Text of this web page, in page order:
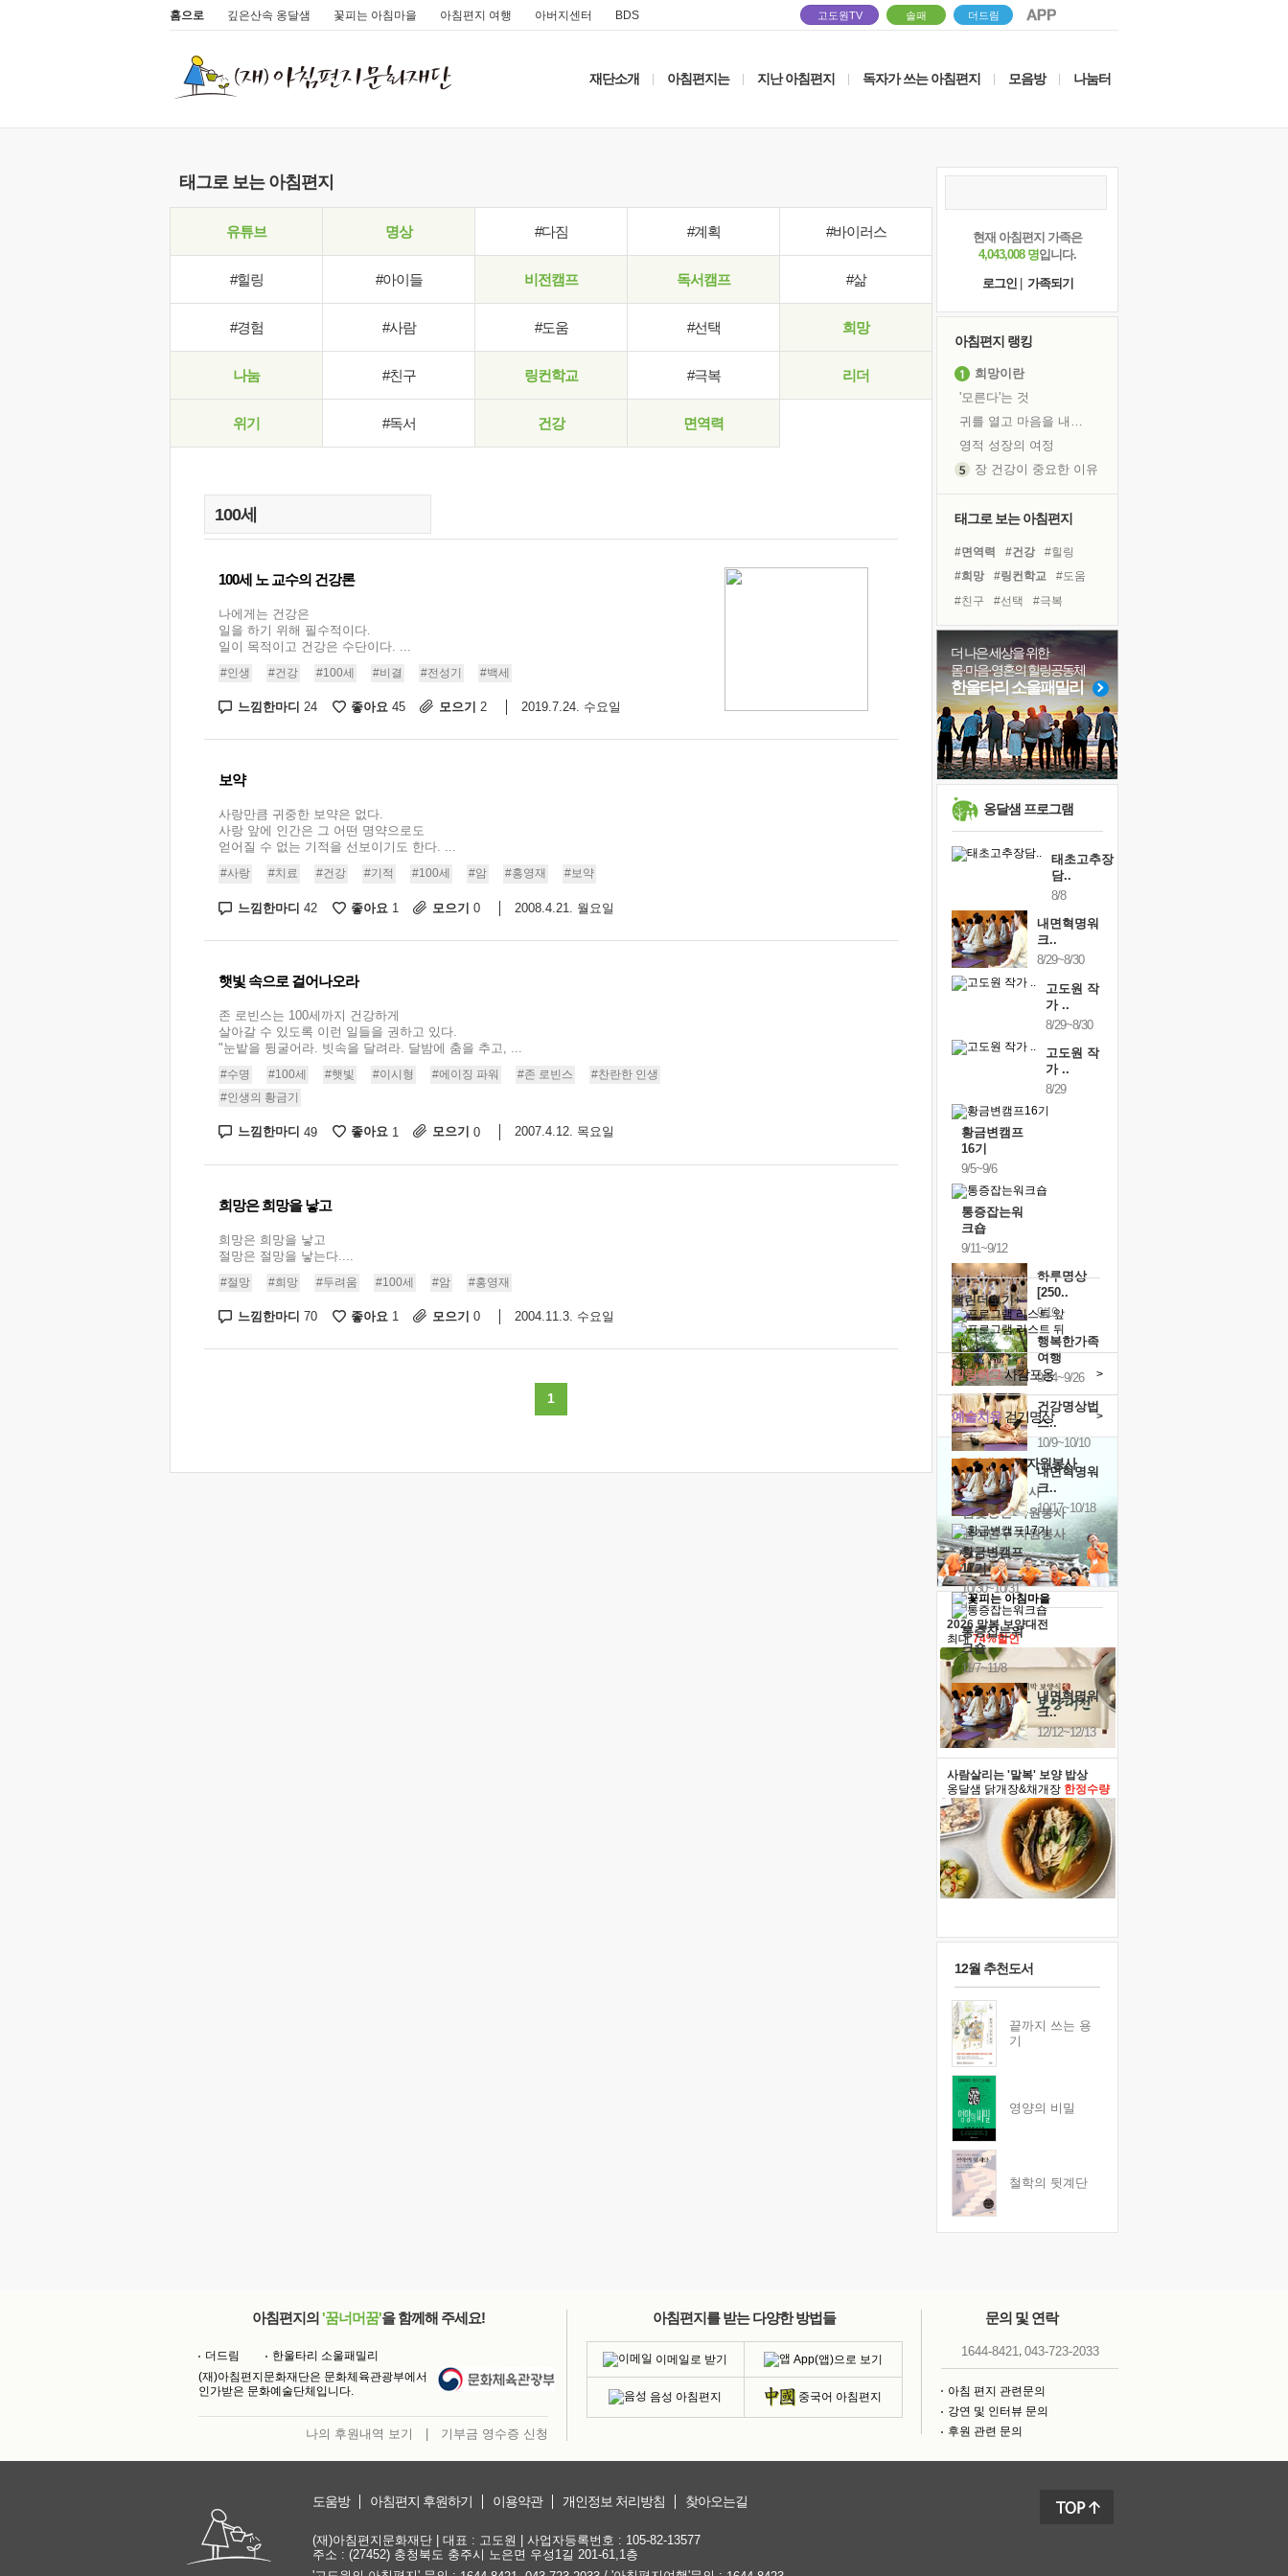
홈으로 깊은산속 옹달샘 꽃피는 아침마을 아침편지 여행 아버지센터 BDS 고도원TV 솔패 더드림
재단소개 아침편지는 지난 아침편지 독자가 쓰는 아침편지 모음방 나눔터
태그로 보는 아침편지
유튜브 명상 #다짐 #계획 #바이러스
#힐링 #아이들 비전캠프 독서캠프 #삶
#경험 #사람 #도움 #선택 희망
나눔 #친구 링컨학교 #극복 리더
위기 #독서 건강 면역력
100세 노 교수의 건강론
나에게는 건강은
일을 하기 위해 필수적이다.
일이 목적이고 건강은 수단이다. ...
#인생 #건강 #100세 #비결 #전성기 #백세
느낌한마디 24 좋아요 45 모으기 2 2019.7.24. 수요일
보약
사랑만큼 귀중한 보약은 없다.
사랑 앞에 인간은 그 어떤 명약으로도
얻어질 수 없는 기적을 선보이기도 한다. ...
#사랑 #치료 #건강 #기적 #100세 #암 #홍영재 #보약
느낌한마디 42 좋아요 1 모으기 0 2008.4.21. 월요일
햇빛 속으로 걸어나오라
존 로빈스는 100세까지 건강하게
살아갈 수 있도록 이런 일들을 권하고 있다.
"눈밭을 뒹굴어라. 빗속을 달려라. 달밤에 춤을 추고, ...
#수명 #100세 #햇빛 #이시형 #에이징 파워 #존 로빈스
#찬란한 인생
#인생의 황금기
느낌한마디 49 좋아요 1 모으기 0 2007.4.12. 목요일
희망은 희망을 낳고
희망은 희망을 낳고
절망은 절망을 낳는다....
#절망 #희망 #두려움 #100세 #암 #홍영재
느낌한마디 70 좋아요 1 모으기 0 2004.11.3. 수요일
1
현재 아침편지 가족은
4,043,008 명입니다.
로그인
가족되기
아침편지 랭킹
희망이란
'모른다'는 것
귀를 열고 마음을 내어주고
영적 성장의 여정
장 건강이 중요한 이유
흙이 된 몸으로 출근하는 여자
꿈이 실제가 되는 것
'말 타는 법'을 먼저
졸업식 사진을 보며
아픈 아버지를 위한 공간 설계
극심한 변비, 어깨결림, 수면 장애
보고 싶은 어머니
유년 시절의 부산 영도 바다
못된 꼰대들
거울 속의 나
태그로 보는 아침편지
#면역력 #건강
#힐링
#희망
#링컨학교
#도움
#친구
#선택
#극복
#삶
#나눔
#독서캠프
#사람
#유튜브
#리더
#독서
#경험
#바이러스
#다짐
#비전캠프 #계획
더 나은 세상을 위한
몸·마음·영혼의 힐링공동체
한울타리 소울패밀리
옹달샘 프로그램
태초고추장
담..
8/8
내면혁명워
크..
8/29~8/30
고도원 작
가 ..
8/29~8/30
고도원 작
가 ..
8/29
황금변캠프
16기
9/5~9/6
통증잡는워
크숍
9/11~9/12
하루명상
[250..
9/19
행복한가족
여행
9/24~9/26
건강명상법
스..
10/9~10/10
내면혁명워
크..
10/17~10/18
황금변캠프
17기
10/30~10/31
통증잡는워
크숍
11/7~11/8
내면혁명워
크..
12/12~12/13
캘린더보기+
예술치유걷기명상 >
힐링허그사감포옹 >
'옹달샘의 꽃'자원봉사
· 청년 자원봉사
· 금빛청년 자원봉사
· 음식연구 자원봉사
2026 말복 보양대전
최대74%할인
사람살리는 '말복' 보양 밥상
옹달샘 닭개장&채개장 한정수량
12월 추천도서
끝까지 쓰는 용
기
영양의 비밀
철학의 뒷계단
아침편지의 '꿈너머꿈'을 함께해 주세요!
더드림
한울타리 소울패밀리
(재)아침편지문화재단은 문화체육관광부에서
인가받은 문화예술단체입니다.
나의 후원내역 보기 기부금 영수증 신청
아침편지를 받는 다양한 방법들
이메일로 받기 App(앱)으로 보기
음성 아침편지 중국어 아침편지
문의 및 연락
1644-8421, 043-723-2033
아침 편지 관련문의
강연 및 인터뷰 문의
후원 관련 문의
도움방 아침편지 후원하기 이용약관 개인정보 처리방침 찾아오는길
(재)아침편지문화재단 | 대표 : 고도원 | 사업자등록번호 : 105-82-13577
주소 : (27452) 충청북도 충주시 노은면 우성1길 201-61,1층